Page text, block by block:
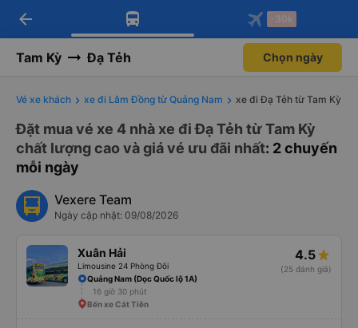
Tải app Vexere ngay!
Nhận ưu đãi thành viên độc
Mở app
Tải app Vexere
-30k/ghế khi đặt vé máy bay qua
Mở app
arrow_back -30k
Tam Kỳ Đạ Tẻh Chọn ngày
Vé xe khách xe đi Lâm Đồng từ Quảng Nam xe đi Đạ Tẻh từ Tam Kỳ
Đặt mua vé xe 4 nhà xe đi Đạ Tẻh từ Tam Kỳ
chất lượng cao và giá vé ưu đãi nhất: 2 chuyến
mỗi ngày
Vexere Team
Ngày cập nhật: 09/08/2026
Xuân Hải
Limousine 24 Phòng Đôi
4.5
(25 đánh giá)
Quảng Nam (Dọc Quốc lộ 1A)
16 giờ 30 phút
Bến xe Cát Tiên